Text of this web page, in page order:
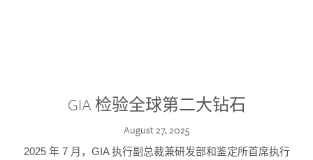
GIA 检验全球第二大钻石
August 27, 2025
2025 年 7 月，GIA 执行副总裁兼研发部和鉴定所首席执行